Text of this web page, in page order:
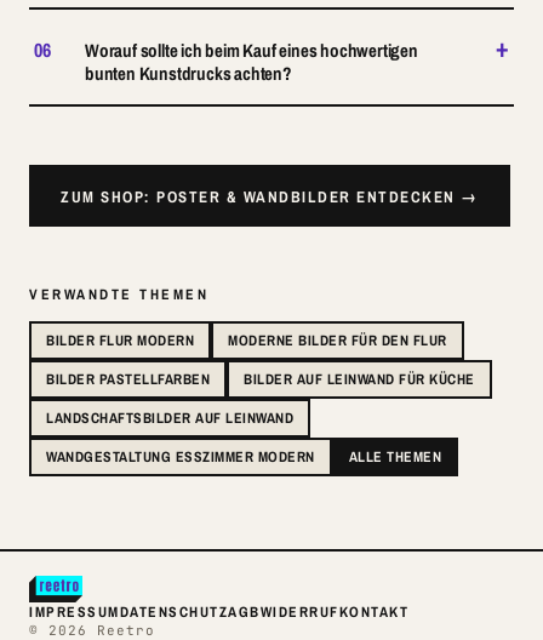
06
Worauf sollte ich beim Kauf eines hochwertigen
bunten Kunstdrucks achten?
+
ZUM SHOP: POSTER & WANDBILDER ENTDECKEN →
VERWANDTE THEMEN
BILDER FLUR MODERN
MODERNE BILDER FÜR DEN FLUR
BILDER PASTELLFARBEN
BILDER AUF LEINWAND FÜR KÜCHE
LANDSCHAFTSBILDER AUF LEINWAND
WANDGESTALTUNG ESSZIMMER MODERN
ALLE THEMEN
IMPRESSUMDATENSCHUTZAGBWIDERRUFKONTAKT
© 2026 Reetro